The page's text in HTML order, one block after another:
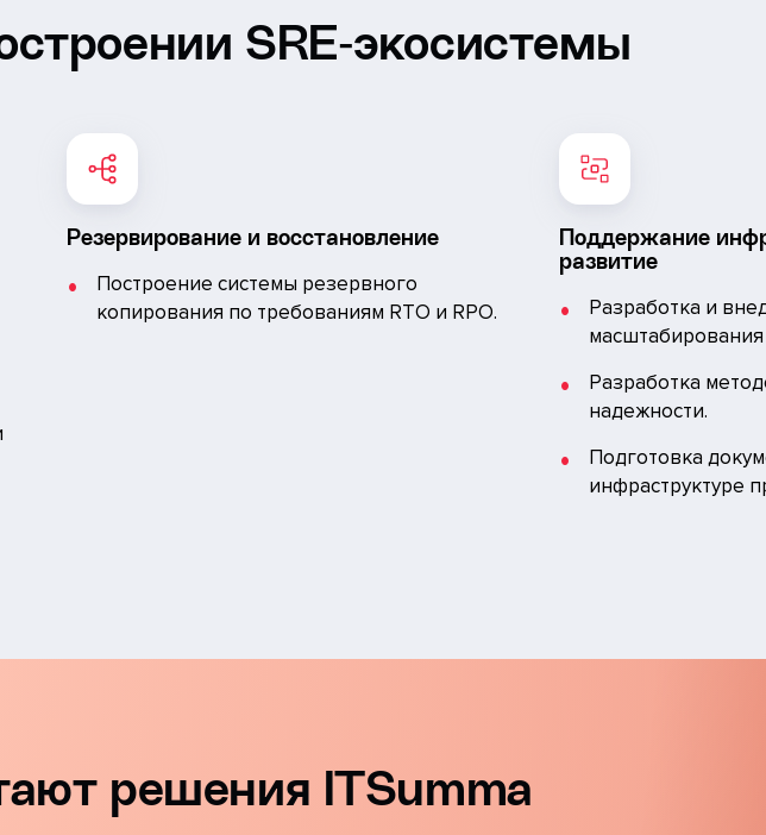
SRE‑экосистемы
Резервирование и восстановление
Построение системы резервного
копирования по требованиям RTO и RPO.
Поддержание
развитие
Разработка и
Разработка
надежности.
Подготовка
инфраструктуре
решения ITSumma